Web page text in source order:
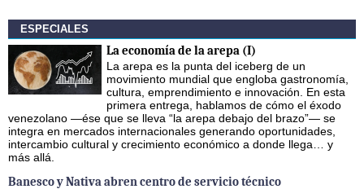
ESPECIALES
La economía de la arepa (I)
La arepa es la punta del iceberg de un
movimiento mundial que engloba gastronomía,
cultura, emprendimiento e innovación. En esta
primera entrega, hablamos de cómo el éxodo
venezolano —ése que se lleva “la arepa debajo del brazo”— se
integra en mercados internacionales generando oportunidades,
intercambio cultural y crecimiento económico a donde llega… y
más allá.
Banesco y Nativa abren centro de servicio técnico